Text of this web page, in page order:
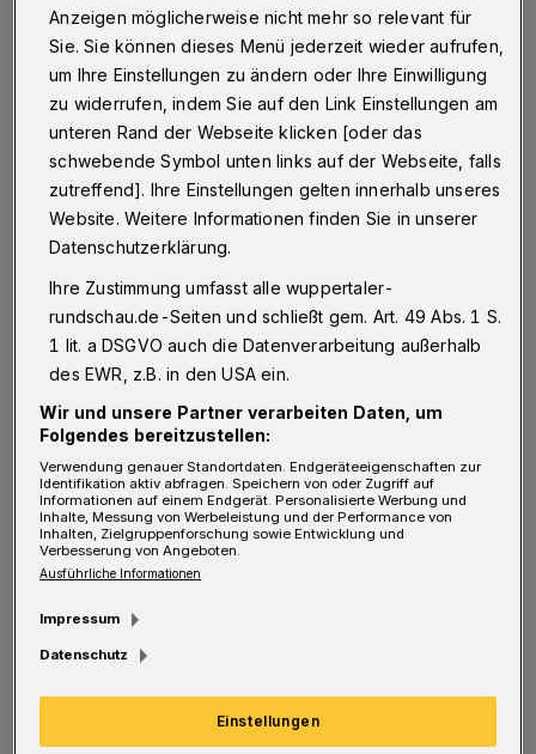
"Der Tag der Offenen Tür bietet den Eltern
Hilfe bei der Wahl der ,richtigen' Einrichtung.
In Wuppertal gibt es die unterschiedlichsten
Betreuungsangebote: Es gibt unterschiedliche
Träger, unterschiedlich große Einrichtungen,
unterschiedliche pädagogische Konzepte,
differenzierten Öffnungszeiten und
verschiedene Altersstrukturen. Die Eltern
haben die Möglichkeit, Fragen zu stellen,
Eindrücke zu sammeln und bei Bedarf einen
weiteren Besuchstermin zu vereinbaren. Das
ermöglicht den Eltern, eine sichere
Einrichtungswahl für ihr Kind zu treffen", so
Sozialdezernent Dr. Stefan Kühn.
Viele Eltern nutzen den Tag der offenen Tür
Anzeigen möglicherweise nicht mehr so relevant für
Sie. Sie können dieses Menü jederzeit wieder aufrufen,
um Ihre Einstellungen zu ändern oder Ihre Einwilligung
zu widerrufen, indem Sie auf den Link Einstellungen am
unteren Rand der Webseite klicken [oder das
schwebende Symbol unten links auf der Webseite, falls
zutreffend]. Ihre Einstellungen gelten innerhalb unseres
Website. Weitere Informationen finden Sie in unserer
Datenschutzerklärung.
Ihre Zustimmung umfasst alle wuppertaler-
rundschau.de-Seiten und schließt gem. Art. 49 Abs. 1 S.
1 lit. a DSGVO auch die Datenverarbeitung außerhalb
des EWR, z.B. in den USA ein.
Wir und unsere Partner verarbeiten Daten, um
Folgendes bereitzustellen:
Verwendung genauer Standortdaten. Endgeräteeigenschaften zur
Identifikation aktiv abfragen. Speichern von oder Zugriff auf
Informationen auf einem Endgerät. Personalisierte Werbung und
Inhalte, Messung von Werbeleistung und der Performance von
Inhalten, Zielgruppenforschung sowie Entwicklung und
Verbesserung von Angeboten.
Ausführliche Informationen
Impressum
Datenschutz
Einstellungen